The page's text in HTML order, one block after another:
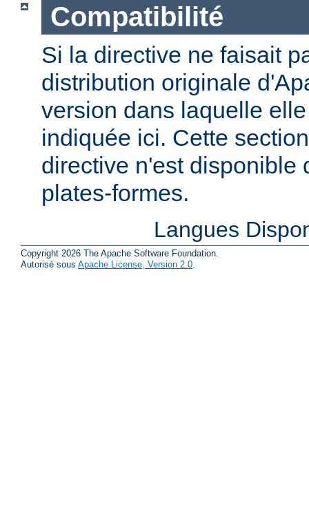
Compatibilité
Si la directive ne faisait
distribution originale
version dans laquelle
indiquée ici. Cette
directive n'est disponible
plates-formes.
Langues
Copyright 2026 The Apache Software Foundation.
Autorisé sous Apache License, Version 2.0